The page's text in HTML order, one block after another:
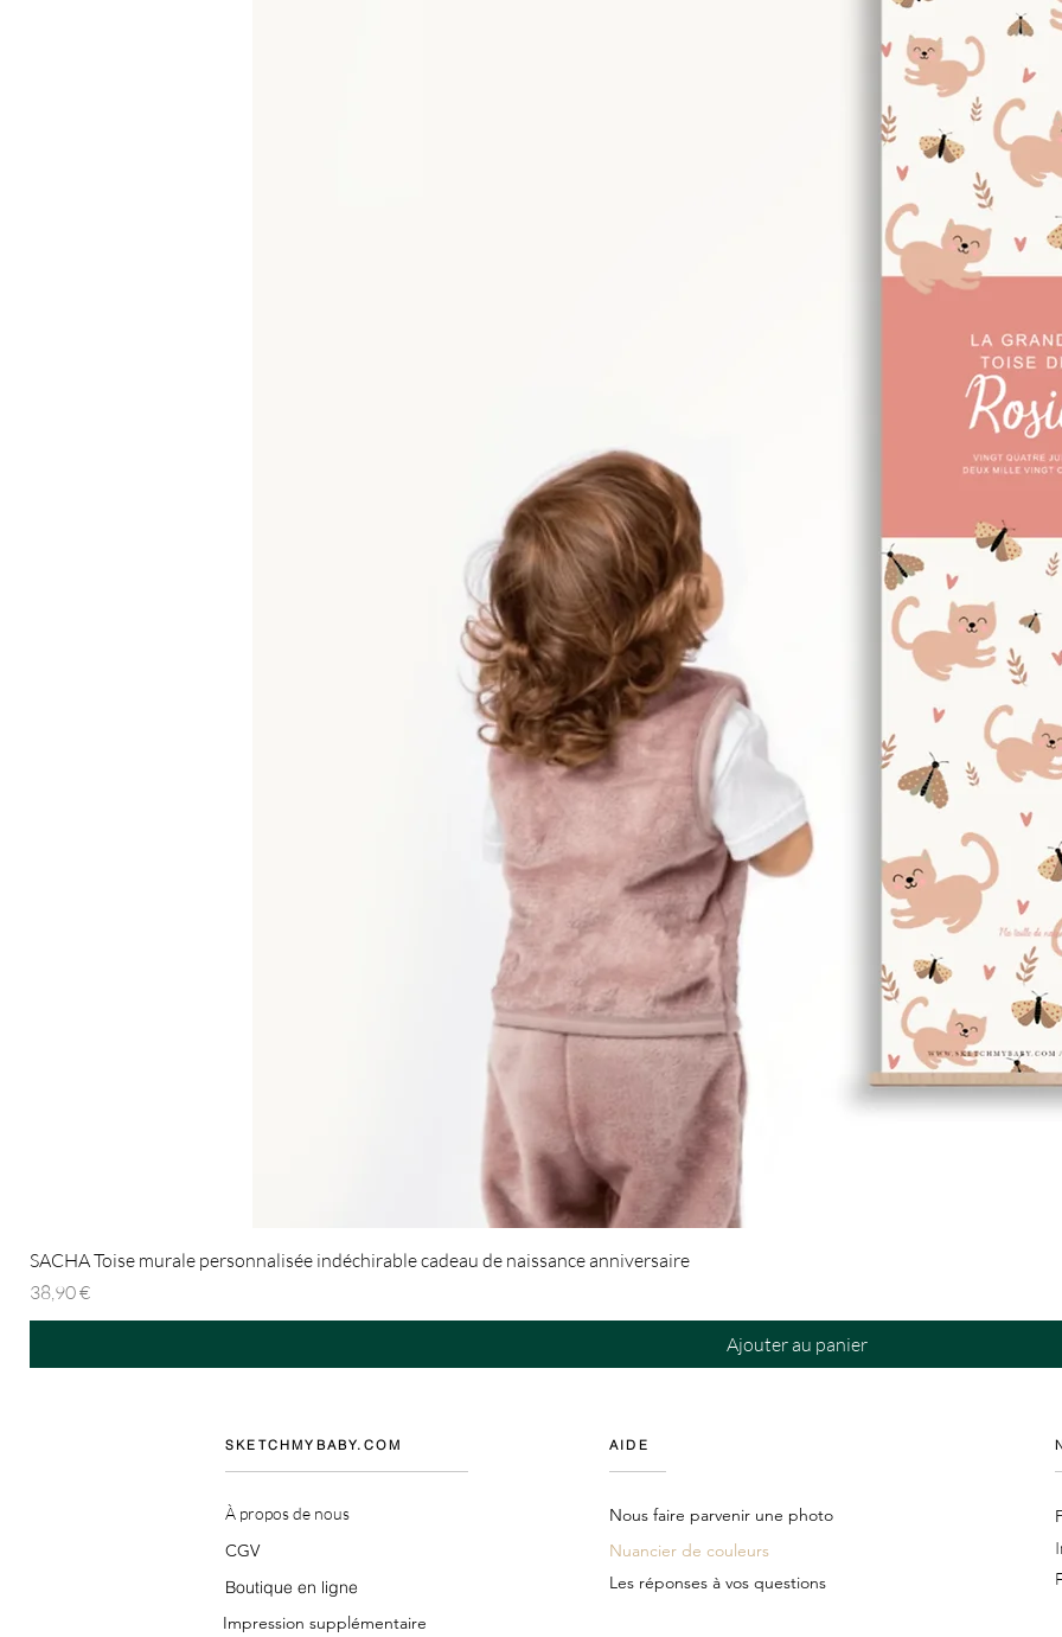
SACHA Toise murale personnalisée indéchirable cadeau de naissance anniversaire
Prix
38,90 €
Ajouter au panier
SKETCHMYBABY.COM
À propos de nous
CGV
Boutique en ligne
AIDE
Nous faire parvenir une photo
Nuancier de couleurs
Les réponses à vos questions
Impression supplémentaire